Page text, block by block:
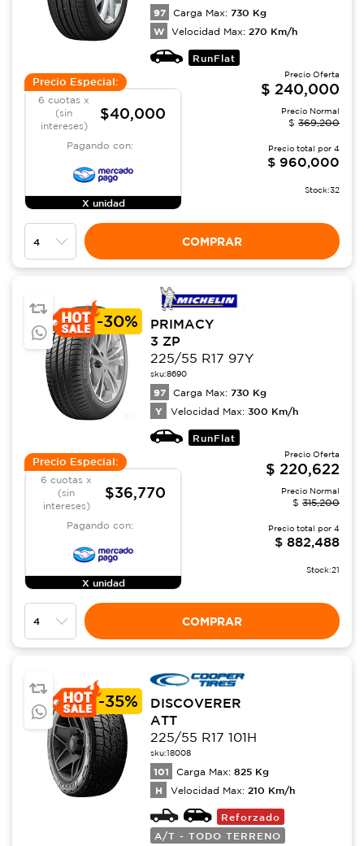
97 Carga Max: 730 Kg
W Velocidad Max: 270 Km/h
RunFlat
Precio Especial:
6 cuotas x
(sin
intereses)
$40,000
Pagando con:
X unidad
Precio Oferta
$ 240,000
Precio Normal
$ 369,200
Precio total por 4
$ 960,000
Stock:32
COMPRAR
-30%
PRIMACY
3 ZP
225/55 R17 97Y
sku:8690
97 Carga Max: 730 Kg
Y Velocidad Max: 300 Km/h
RunFlat
Precio Especial:
6 cuotas x
(sin
intereses)
$36,770
Pagando con:
X unidad
Precio Oferta
$ 220,622
Precio Normal
$ 315,200
Precio total por 4
$ 882,488
Stock:21
COMPRAR
-35%
DISCOVERER
ATT
225/55 R17 101H
sku:18008
101 Carga Max: 825 Kg
H Velocidad Max: 210 Km/h
Reforzado
A/T - TODO TERRENO